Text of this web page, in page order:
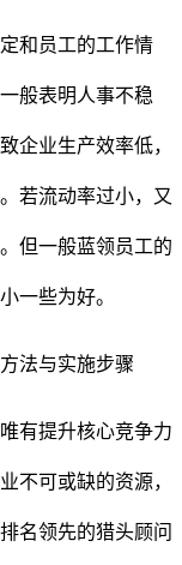
和员工的工作情
般表明人事不稳
企业生产效率低，
若流动率过小，又
但一般蓝领员工的
一些为好。
有提升核心竞争力
不可或缺的资源，
名领先的猎头顾问